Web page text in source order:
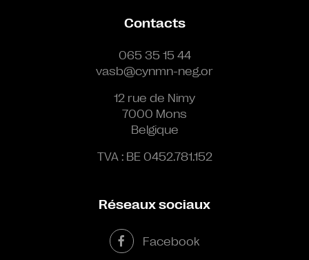
Contacts
065 35 15 44
vasb@cynmn-neg.or
12 rue de Nimy
7000 Mons
Belgique
TVA : BE 0452.781.152
Réseaux sociaux
Facebook